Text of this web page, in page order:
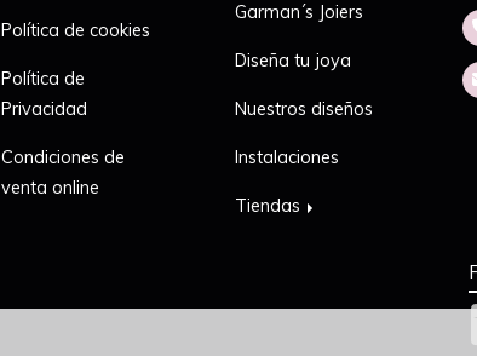
Política de cookies
Política de
Privacidad
Condiciones de
venta online
Garman´s Joiers
Diseña tu joya
Nuestros diseños
Instalaciones
Tiendas